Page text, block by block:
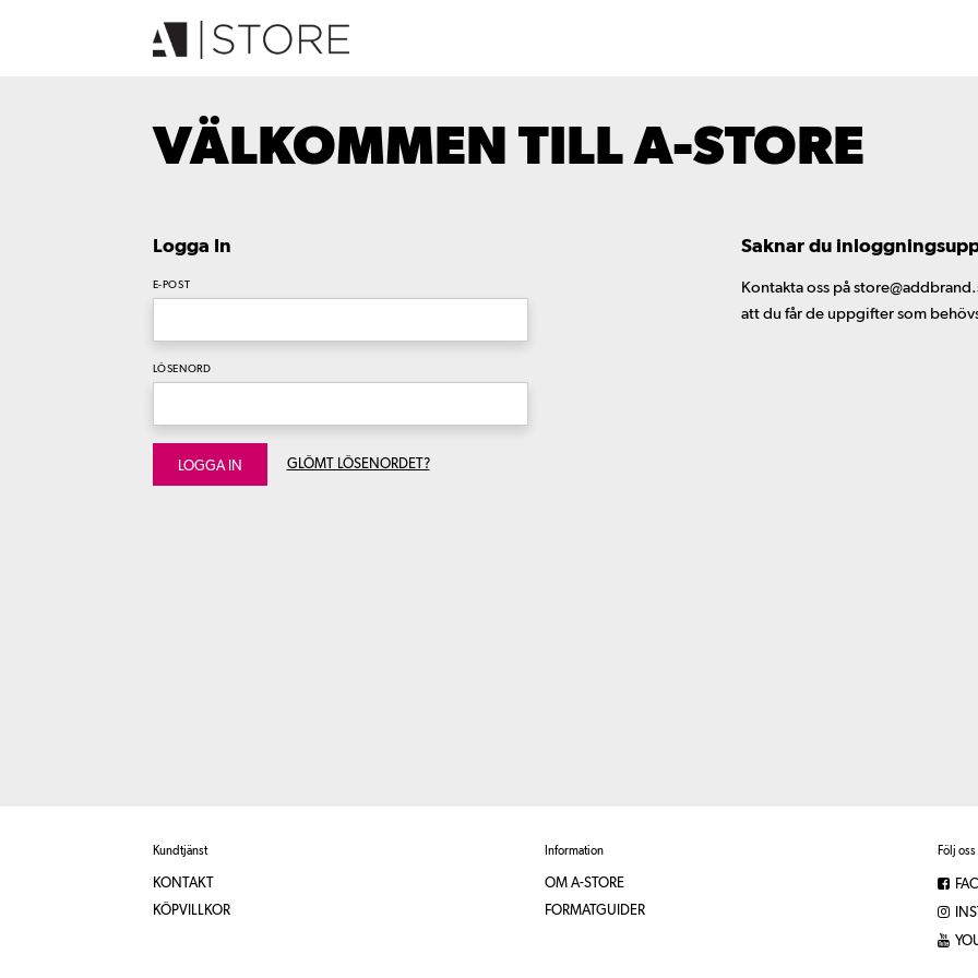
VÄLKOMMEN TILL A-STORE
Logga In
E-POST
LÖSENORD
LOGGA IN GLÖMT LÖSENORDET?
Saknar du
Kontakta oss på
att du får de uppgifter som
Kundtjänst
KONTAKT
KÖPVILLKOR
Information
OM A-STORE
FORMATGUIDER
Följ oss